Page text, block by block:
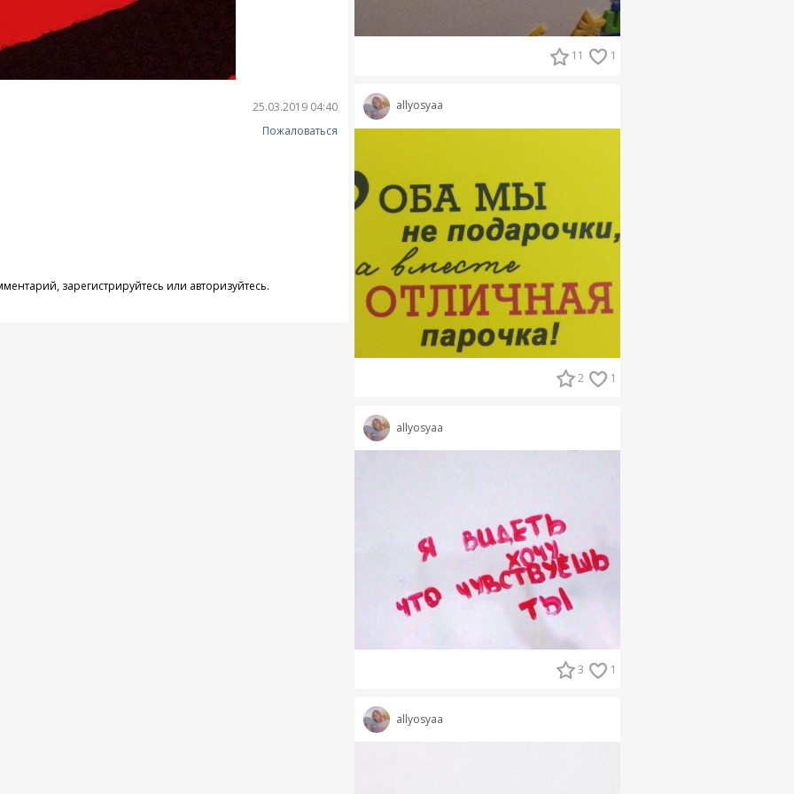
25.03.2019 04:40
Пожаловаться
зарегистрируйтесь или авторизуйтесь.
11 1
allyosyaa
2 1
allyosyaa
3 1
allyosyaa